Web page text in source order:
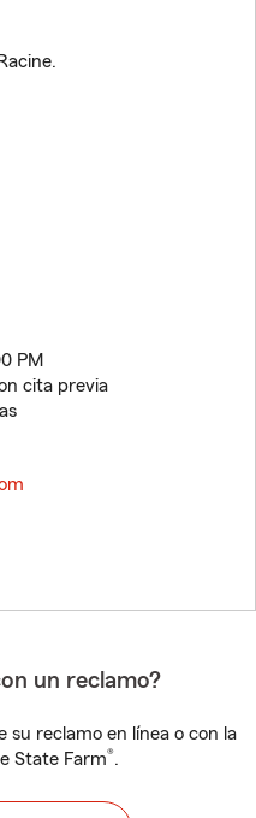
PM
cita previa
un reclamo?
su reclamo en línea o con la
State Farm®.